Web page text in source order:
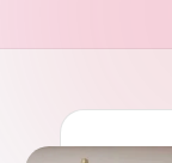
s
o